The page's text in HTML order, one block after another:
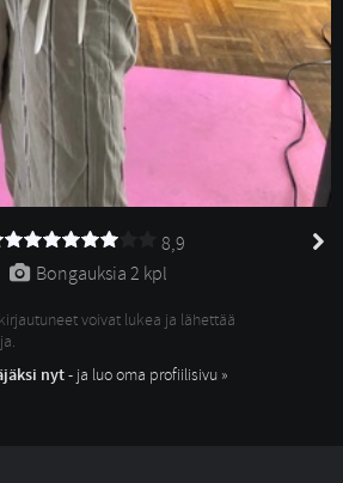
8,9
Bongauksia 2 kpl
voivat lukea ja lähettää
nyt- ja luo oma profiilisivu »